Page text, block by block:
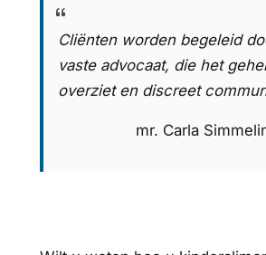
Cliënten worden begeleid
vaste advocaat, die het
overziet en discreet
mr. Carla